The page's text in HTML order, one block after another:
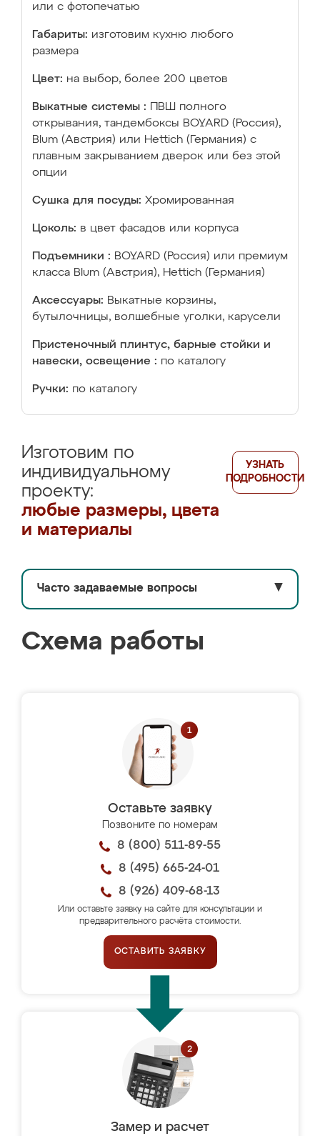
или с фотопечатью
Габариты: изготовим кухню любого
размера
Цвет: на выбор, более 200 цветов
Выкатные системы :
ПВШ полного
открывания, тандембоксы BOYARD (Россия),
Blum (Австрия) или Hettich (Германия) с
плавным закрыванием дверок или без этой
опции
Сушка для посуды: Хромированная
Цоколь: в цвет фасадов или корпуса
Подъемники : BOYARD (Россия) или премиум
класса Blum (Австрия), Hettich (Германия)
Аксессуары: Выкатные корзины,
бутылочницы, волшебные уголки, карусели
Пристеночный плинтус, барные стойки и
навески, освещение : по каталогу
Ручки: по каталогу
Изготовим по
индивидуальному
проекту:
любые размеры, цвета
и материалы
УЗНАТЬ
ПОДРОБНОСТИ
Часто задаваемые вопросы ▼
Схема работы
Оставьте заявку
Позвоните по номерам
8 (800) 511-89-55
8 (495) 665-24-01
8 (926) 409-68-13
Или оставьте заявку на сайте для консультации и
предварительного расчёта стоимости.
ОСТАВИТЬ ЗАЯВКУ
Замер и расчет